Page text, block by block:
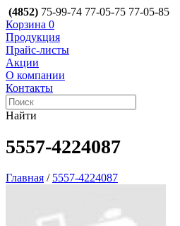
(4852) 75-99-74 77-05-75 77-05-85
Корзина 0
Продукция
Прайс-листы
Акции
О компании
Контакты
Найти
5557-4224087
Главная / 5557-4224087